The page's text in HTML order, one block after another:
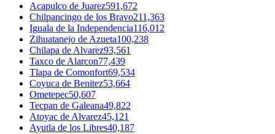
Acapulco de Juarez591,672
Chilpancingo de los Bravo211,363
Iguala de la Independencia116,012
Zihuatanejo de Azueta100,238
Chilapa de Alvarez93,561
Taxco de Alarcon77,439
Tlapa de Comonfort69,534
Coyuca de Benitez53,664
Ometepec50,607
Tecpan de Galeana49,822
Atoyac de Alvarez45,121
Ayutla de los Libres40,187